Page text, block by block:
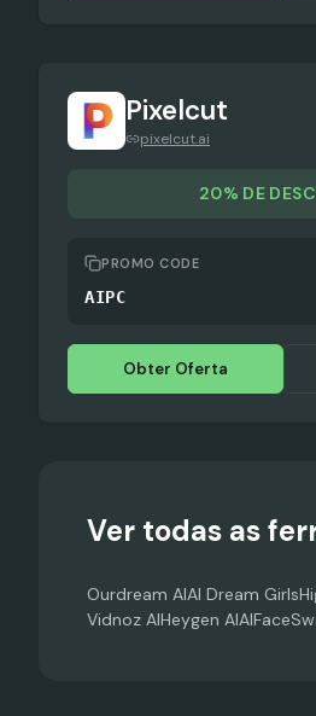
Pixelcut
pixelcut.ai
20% DE
PROMO CODE
AIPC
Obter Oferta
Ver todas as
Ourdream AIAI Dream Girls
Vidnoz AIHeygen AI